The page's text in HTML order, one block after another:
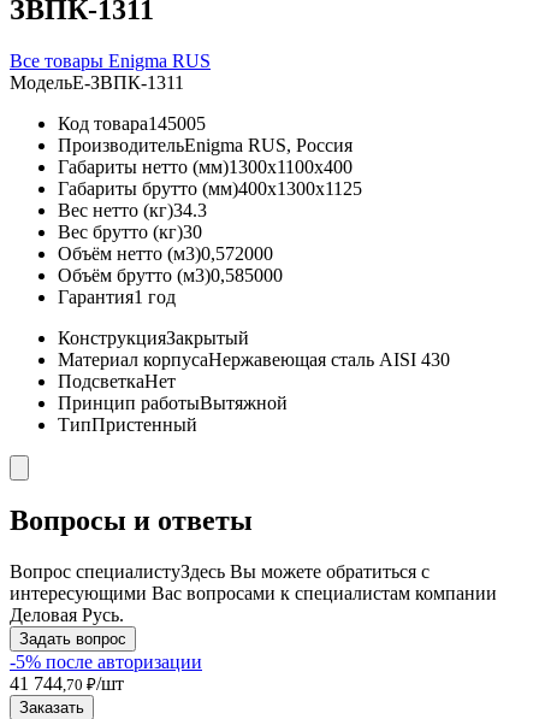
ЗВПК-1311
Все товары Enigma RUS
МодельЕ-ЗВПК-1311
Код товара145005
ПроизводительEnigma RUS, Россия
Габариты нетто (мм)1300x1100x400
Габариты брутто (мм)400x1300x1125
Вес нетто (кг)34.3
Вес брутто (кг)30
Объём нетто (м3)0,572000
Объём брутто (м3)0,585000
Гарантия1 год
КонструкцияЗакрытый
Материал корпусаНержавеющая сталь AISI 430
ПодсветкаНет
Принцип работыВытяжной
ТипПристенный
Вопросы и ответы
Вопрос специалистуЗдесь Вы можете обратиться с
интересующими Вас вопросами к специалистам компании
Деловая Русь.
Задать вопрос
-5% после авторизации
41 744 ,70 ₽/шт
Заказать